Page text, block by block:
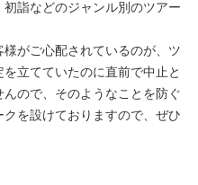
詣などのジャンル別のツアー
がご心配されているのが、ツ
立てていたのに直前で中止と
ので、そのようなことを防ぐ
を設けておりますので、ぜひ